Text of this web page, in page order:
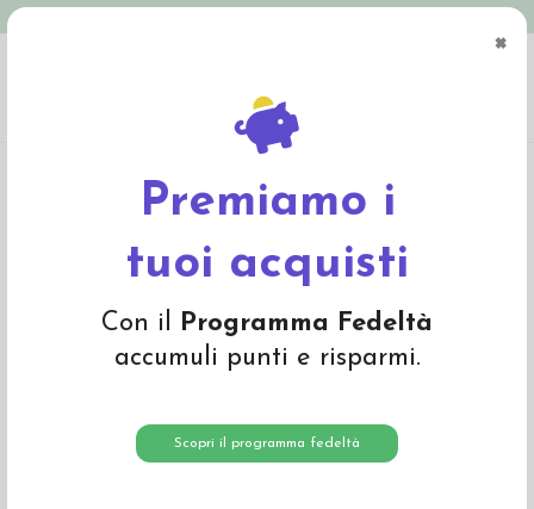
×
Premiamo i
tuoi acquisti
Con il Programma Fedeltà
accumuli punti e risparmi.
Scopri il programma fedeltà
Campanellini dorati 15mm - set da 5 pz